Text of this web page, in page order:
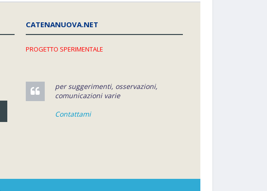
CATENANUOVA.NET
PROGETTO SPERIMENTALE
per suggerimenti, osservazioni,
comunicazioni varie
Contattami